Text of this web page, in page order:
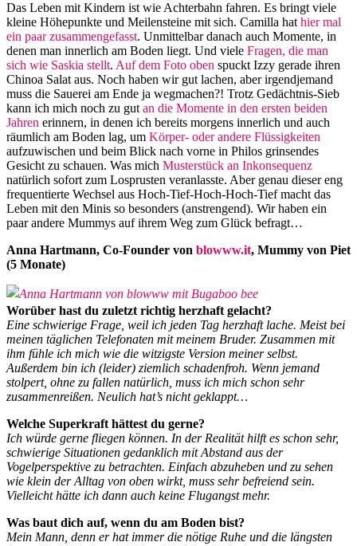
Das Leben mit Kindern ist wie Achterbahn fahren. Es bringt viele
kleine Höhepunkte und Meilensteine mit sich. Camilla hat hier mal
ein paar zusammengefasst. Unmittelbar danach auch Momente, in
denen man innerlich am Boden liegt. Und viele Fragen, die man
sich wie Saskia stellt. Auf dem Foto oben spuckt Izzy gerade ihren
Chinoa Salat aus. Noch haben wir gut lachen, aber irgendjemand
muss die Sauerei am Ende ja wegmachen?! Trotz Gedächtnis-Sieb
kann ich mich noch zu gut an die Momente in den ersten beiden
Jahren erinnern, in denen ich bereits morgens innerlich und auch
räumlich am Boden lag, um Körper- oder andere Flüssigkeiten
aufzuwischen und beim Blick nach vorne in Philos grinsendes
Gesicht zu schauen. Was mich Musterstück an Inkonsequenz
natürlich sofort zum Losprusten veranlasste. Aber genau dieser eng
frequentierte Wechsel aus Hoch-Tief-Hoch-Hoch-Tief macht das
Leben mit den Minis so besonders (anstrengend). Wir haben ein
paar andere Mummys auf ihrem Weg zum Glück befragt…
Anna Hartmann, Co-Founder von blowww.it, Mummy von Piet
(5 Monate)
Worüber hast du zuletzt richtig herzhaft gelacht?
Eine schwierige Frage, weil ich jeden Tag herzhaft lache. Meist bei
meinen täglichen Telefonaten mit meinem Bruder. Zusammen mit
ihm fühle ich mich wie die witzigste Version meiner selbst.
Außerdem bin ich (leider) ziemlich schadenfroh. Wenn jemand
stolpert, ohne zu fallen natürlich, muss ich mich schon sehr
zusammenreißen. Neulich hat’s nicht geklappt…
Welche Superkraft hättest du gerne?
Ich würde gerne fliegen können. In der Realität hilft es schon sehr,
schwierige Situationen gedanklich mit Abstand aus der
Vogelperspektive zu betrachten. Einfach abzuheben und zu sehen
wie klein der Alltag von oben wirkt, muss sehr befreiend sein.
Vielleicht hätte ich dann auch keine Flugangst mehr.
Was baut dich auf, wenn du am Boden bist?
Mein Mann, denn er hat immer die nötige Ruhe und die längsten